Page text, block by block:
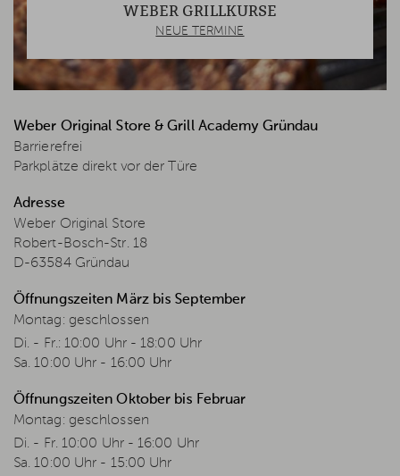
WEBER GRILLKURSE
NEUE TERMINE
Weber Original Store & Grill Academy Gründau
Barrierefrei
Parkplätze direkt vor der Türe
Adresse
Weber Original Store
Robert-Bosch-Str. 18
D-63584 Gründau
Öffnungszeiten März bis September
Montag: geschlossen
Di. - Fr.: 10:00 Uhr - 18:00 Uhr
Sa. 10:00 Uhr - 16:00 Uhr
Öffnungszeiten Oktober bis Februar
Montag: geschlossen
Di. - Fr. 10:00 Uhr - 16:00 Uhr
Sa. 10:00 Uhr - 15:00 Uhr